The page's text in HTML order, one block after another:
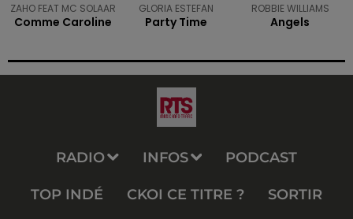
ZAHO FEAT MC SOLAAR
Comme Caroline
GLORIA ESTEFAN
Party Time
ROBBIE WILLIAMS
Angels
RADIO INFOS PODCAST
TOP INDÉ CKOI CE TITRE ? SORTIR